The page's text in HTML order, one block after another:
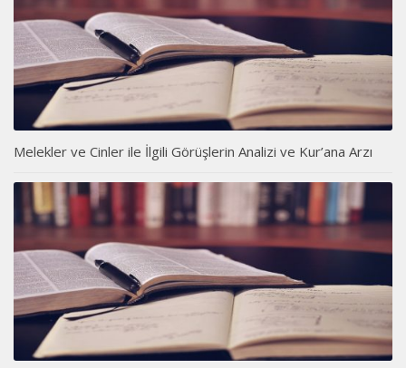
Melekler ve Cinler ile İlgili Görüşlerin Analizi ve Kur’ana Arzı